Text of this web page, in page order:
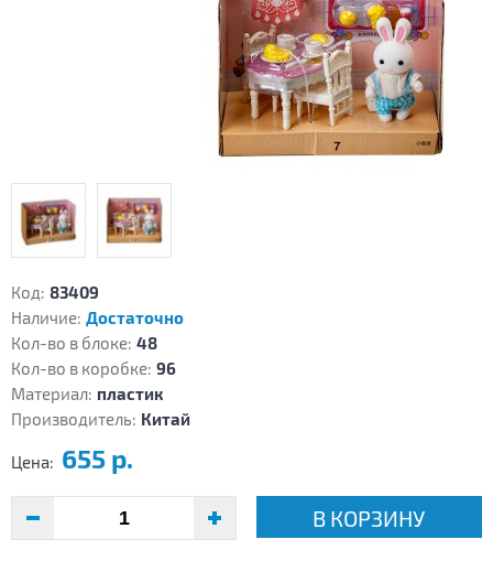
Код: 83409
Наличие: Достаточно
Кол-во в блоке: 48
Кол-во в коробке: 96
Материал: пластик
Производитель: Китай
Цена: 655 р.
В КОРЗИНУ